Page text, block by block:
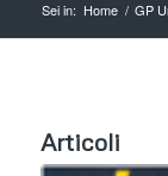
Sei in: Home / GP
Articoli